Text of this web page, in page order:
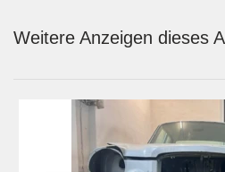
Weitere Anzeigen dieses